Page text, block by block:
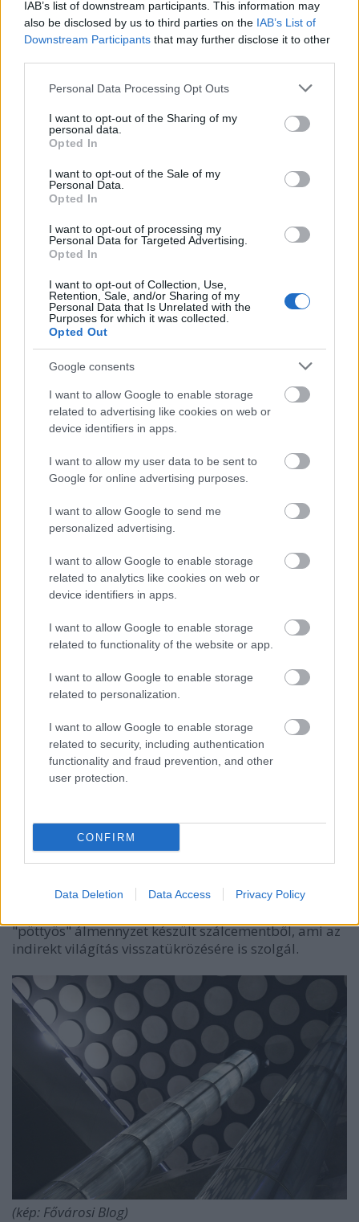
IAB’s list of downstream participants. This information may
also be disclosed by us to third parties on the IAB’s List of
Downstream Participants that may further disclose it to other
Please note that this website/app uses one or more Google
not limited to your visit or usage behaviour. You may click to
grant or deny consent to Google and its third-party tags to
use your data for below specified purposes in below Google
consent section.
Personal Data Processing Opt Outs
I want to opt-out of the Sharing of my
personal data.
Opted In
I want to opt-out of the Sale of my
Personal Data.
Opted In
I want to opt-out of processing my
Personal Data for Targeted Advertising.
Opted In
I want to opt-out of Collection, Use,
Retention, Sale, and/or Sharing of my
Personal Data that Is Unrelated with the
Purposes for which it was collected.
Opted Out
Google consents
I want to allow Google to enable storage
related to advertising like cookies on web or
device identifiers in apps.
I want to allow my user data to be sent to
Google for online advertising purposes.
I want to allow Google to send me
personalized advertising.
I want to allow Google to enable storage
related to analytics like cookies on web or
device identifiers in apps.
I want to allow Google to enable storage
related to functionality of the website or app.
I want to allow Google to enable storage
related to personalization.
I want to allow Google to enable storage
related to security, including authentication
functionality and fraud prevention, and other
user protection.
CONFIRM
Data Deletion Data Access Privacy Policy
Az állomás természetesen jóval nagyobb, mint amit
mögötte levő üzemi résszel együtt felülről kiásva
készült el, így nagy belmagasságú terek jöhettek
építmény sok szintre osztva.
(kép: Fővárosi Blog)
A peronszinten három különböző színű
mozaikcsempét használtak: piros, fehér és zöld
színekben, tudatosan utalva a nemzeti trikolórra. Az
átjárókba erős fényű fénytest blokkok kerültek - ezek
Kérdés, hogy vajon 5-10 év múlva hány világítótest
fog világítani, mennyire lesznek ezek karbantartva?
(kép: Fővárosi Blog)
rozsdamentes acél menyezetet terveztek, de a
"pöttyös" álmennyzet készült szálcementből, ami az
indirekt világítás visszatükrözésére is szolgál.
(kép: Fővárosi Blog)